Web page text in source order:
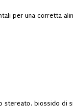
per una corretta
stereato, biossido